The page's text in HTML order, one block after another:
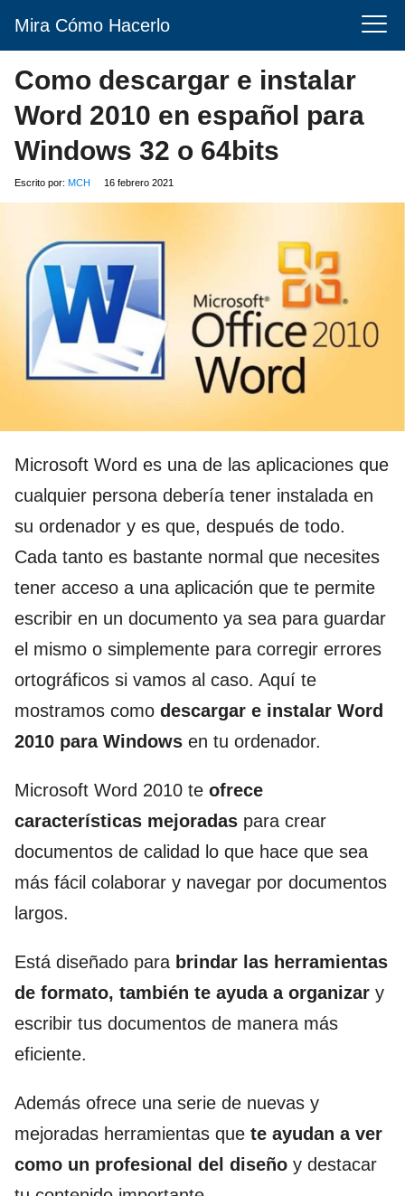
Mira Cómo Hacerlo
Como descargar e instalar
Word 2010 en español para
Windows 32 o 64bits
Escrito por: MCH 16 febrero 2021
Microsoft Word es una de las aplicaciones que
cualquier persona debería tener instalada en
su ordenador y es que, después de todo.
Cada tanto es bastante normal que necesites
tener acceso a una aplicación que te permite
escribir en un documento ya sea para guardar
el mismo o simplemente para corregir errores
ortográficos si vamos al caso. Aquí te
mostramos como descargar e instalar Word
2010 para Windows en tu ordenador.
Microsoft Word 2010 te ofrece
características mejoradas para crear
documentos de calidad lo que hace que sea
más fácil colaborar y navegar por documentos
largos.
Está diseñado para brindar las herramientas
de formato, también te ayuda a organizar y
escribir tus documentos de manera más
eficiente.
Además ofrece una serie de nuevas y
mejoradas herramientas que te ayudan a ver
como un profesional del diseño y destacar